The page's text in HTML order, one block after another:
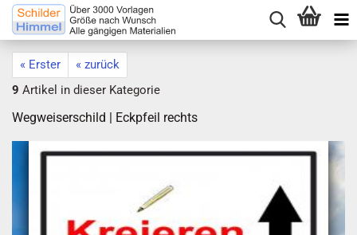
« Erster
« zurück
9 Artikel in dieser Kategorie
Wegweiserschild | Eckpfeil rechts